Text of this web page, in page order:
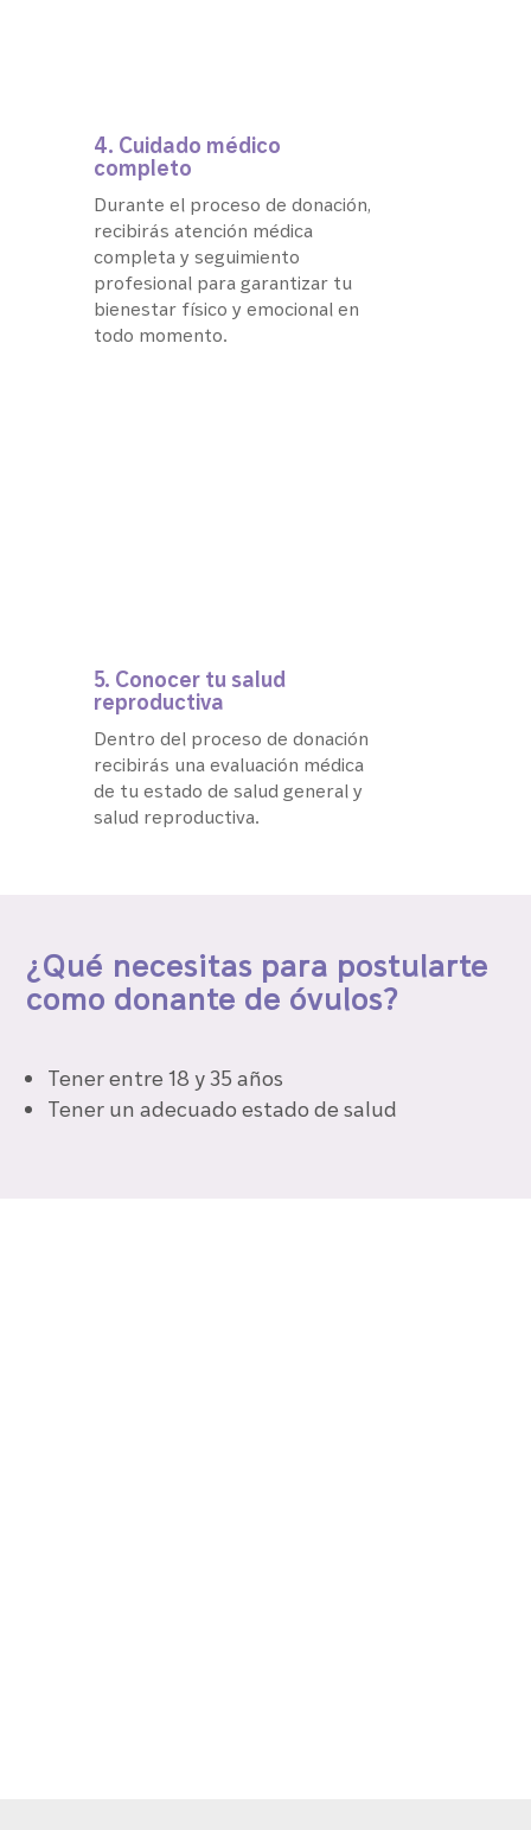
4. Cuidado médico
completo
Durante el proceso de donación,
recibirás atención médica
completa y seguimiento
profesional para garantizar tu
bienestar físico y emocional en
todo momento.
5. Conocer tu salud
reproductiva
Dentro del proceso de donación
recibirás una evaluación médica
de tu estado de salud general y
salud reproductiva.
¿Qué necesitas para postularte
como donante de óvulos?
Tener entre 18 y 35 años
Tener un adecuado estado de salud